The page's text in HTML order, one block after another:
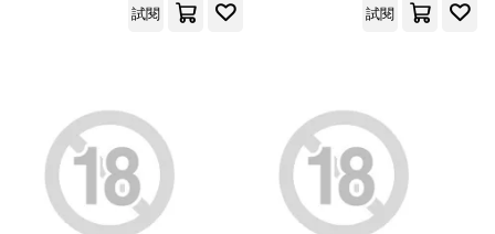
ブラッドレー・ボンド(3)
佐伯祐里(3) 余湖裕輝(3)
アノニマ・スタジオ(1)
アース・スター エンターテイメン
試閱 試閱